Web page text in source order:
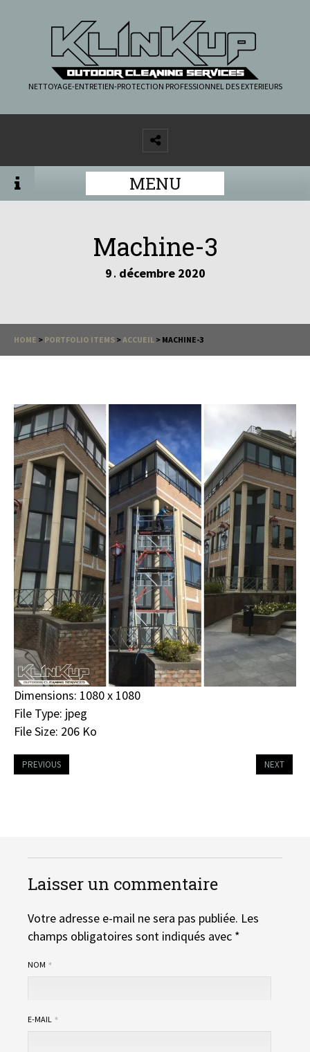
NETTOYAGE-ENTRETIEN-PROTECTION PROFESSIONNEL DES EXTERIEURS
MENU
Machine-3
9 . décembre 2020
HOME > PORTFOLIO ITEMS >ACCUEIL > MACHINE-3
Dimensions: 1080 x 1080
File Type: jpeg
File Size: 206 Ko
PREVIOUS NEXT
Laisser un commentaire
Votre adresse e-mail ne sera pas publiée. Les
champs obligatoires sont indiqués avec *
NOM
E-MAIL